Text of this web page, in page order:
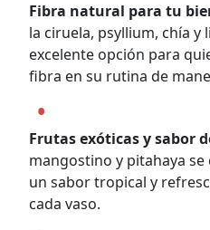
Fibra natural para tu
la ciruela, psyllium, chía y
excelente opción para
fibra en su rutina de
Frutas exóticas y sabor
mangostino y pitahaya
un sabor tropical y
cada vaso.